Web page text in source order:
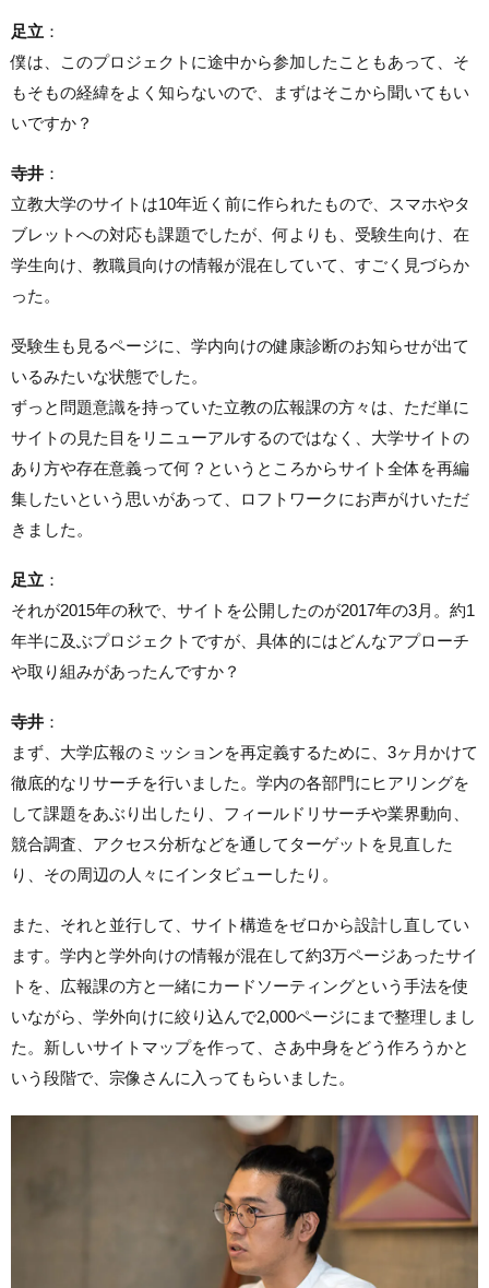
足立 ：
僕は、このプロジェクトに途中から参加したこともあって、そ
もそもの経緯をよく知らないので、まずはそこから聞いてもい
いですか？
寺井 ：
立教大学のサイトは10年近く前に作られたもので、スマホやタ
ブレットへの対応も課題でしたが、何よりも、受験生向け、在
学生向け、教職員向けの情報が混在していて、すごく見づらか
った。
受験生も見るページに、学内向けの健康診断のお知らせが出て
いるみたいな状態でした。
ずっと問題意識を持っていた立教の広報課の方々は、ただ単に
サイトの見た目をリニューアルするのではなく、大学サイトの
あり方や存在意義って何？というところからサイト全体を再編
集したいという思いがあって、ロフトワークにお声がけいただ
きました。
足立 ：
それが2015年の秋で、サイトを公開したのが2017年の3月。約1
年半に及ぶプロジェクトですが、具体的にはどんなアプローチ
や取り組みがあったんですか？
寺井 ：
まず、大学広報のミッションを再定義するために、3ヶ月かけて
徹底的なリサーチを行いました。学内の各部門にヒアリングを
して課題をあぶり出したり、フィールドリサーチや業界動向、
競合調査、アクセス分析などを通してターゲットを見直した
り、その周辺の人々にインタビューしたり。
また、それと並行して、サイト構造をゼロから設計し直してい
ます。学内と学外向けの情報が混在して約3万ページあったサイ
トを、広報課の方と一緒にカードソーティングという手法を使
いながら、学外向けに絞り込んで2,000ページにまで整理しまし
た。新しいサイトマップを作って、さあ中身をどう作ろうかと
いう段階で、宗像さんに入ってもらいました。